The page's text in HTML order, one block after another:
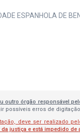
ESPANHOLA DE
outro órgão responsável
possíveis erros de
deve ser realizado
justiça e está impedido de